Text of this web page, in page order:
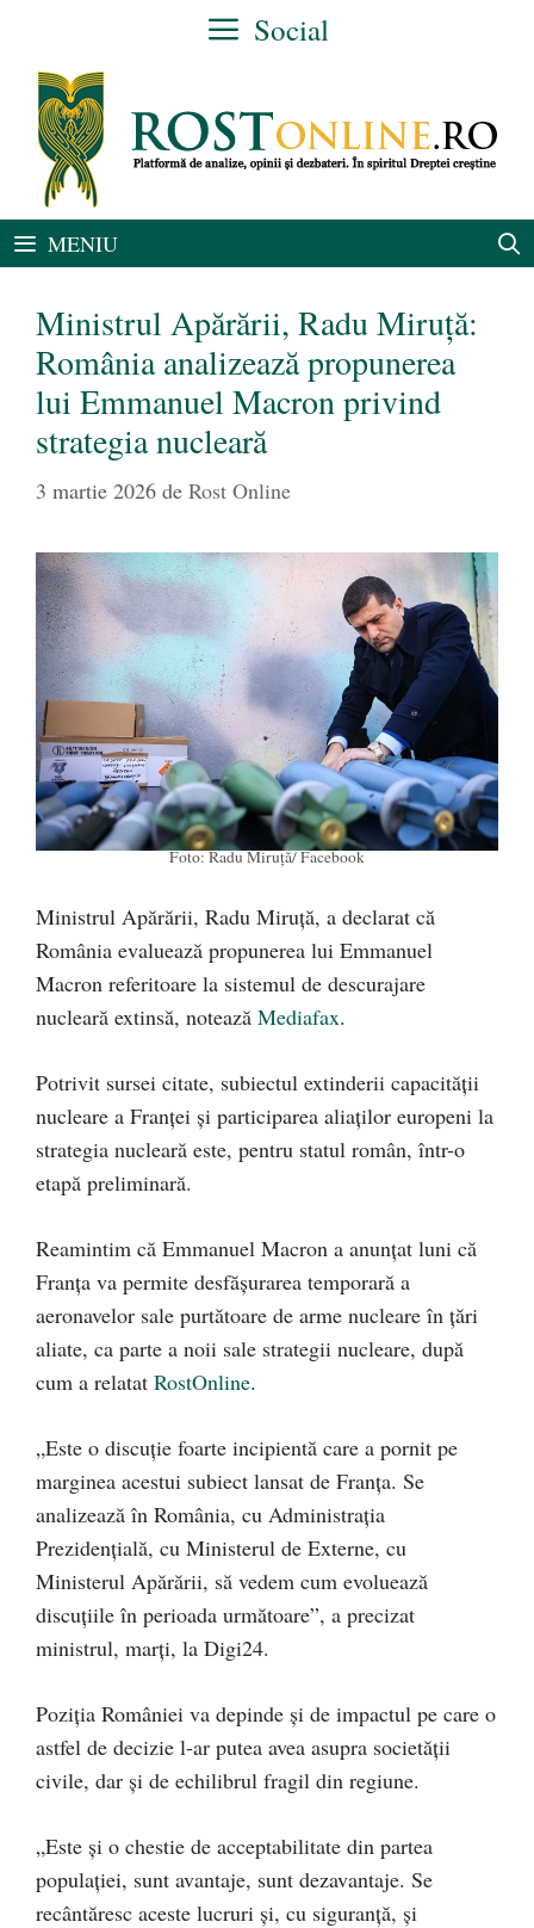
conținut
Social
MENIU
Ministrul Apărării, Radu Miruță:
România analizează propunerea
lui Emmanuel Macron privind
strategia nucleară
3 martie 2026 de Rost Online
Foto: Radu Miruță/ Facebook
Ministrul Apărării, Radu Miruță, a declarat că
România evaluează propunerea lui Emmanuel
Macron referitoare la sistemul de descurajare
nucleară extinsă, notează Mediafax.
Potrivit sursei citate, subiectul extinderii capacității
nucleare a Franței și participarea aliaților europeni la
strategia nucleară este, pentru statul român, într-o
etapă preliminară.
Reamintim că Emmanuel Macron a anunțat luni că
Franța va permite desfășurarea temporară a
aeronavelor sale purtătoare de arme nucleare în țări
aliate, ca parte a noii sale strategii nucleare, după
cum a relatat RostOnline.
„Este o discuție foarte incipientă care a pornit pe
marginea acestui subiect lansat de Franța. Se
analizează în România, cu Administrația
Prezidențială, cu Ministerul de Externe, cu
Ministerul Apărării, să vedem cum evoluează
discuțiile în perioada următoare”, a precizat
ministrul, marți, la Digi24.
Poziția României va depinde și de impactul pe care o
astfel de decizie l-ar putea avea asupra societății
civile, dar și de echilibrul fragil din regiune.
„Este și o chestie de acceptabilitate din partea
populației, sunt avantaje, sunt dezavantaje. Se
recântăresc aceste lucruri și, cu siguranță, și